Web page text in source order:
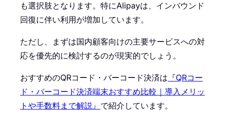
も選択肢となります。特にAlipayは、インバウンド
回復に伴い利用が増加しています。
ただし、まずは国内顧客向けの主要サービスへの対
応を優先的に検討するのが現実的でしょう。
おすすめのQRコード・バーコード決済は 『QRコー
ド・バーコード決済端末おすすめ比較｜導入メリッ
トや手数料まで解説』 で紹介しています。